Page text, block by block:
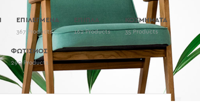
ΕΠΙΛΕΓΜΕΝΑ
367 Products
ΕΠΙΠΛΑ
162 Products
ΚΟΣΜΗΜΑΤΑ
35 Products
ΦΩΤΙΣΜΟΣ
290 Products